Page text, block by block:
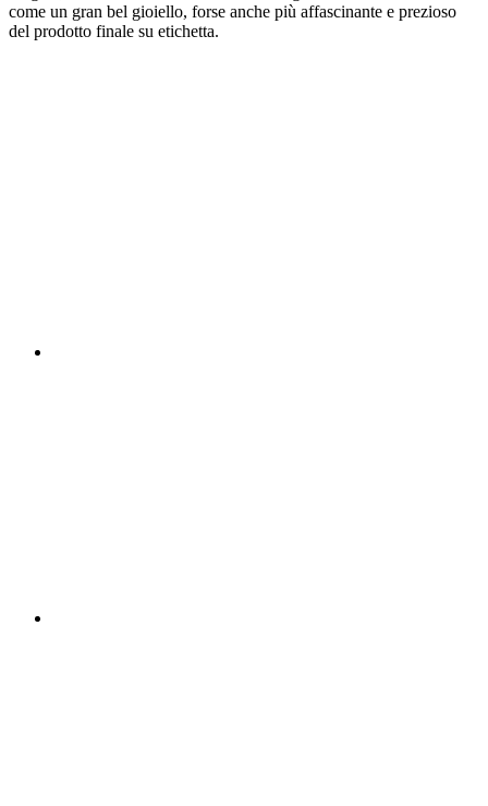
come un gran bel gioiello, forse anche più affascinante e prezioso
del prodotto finale su etichetta.